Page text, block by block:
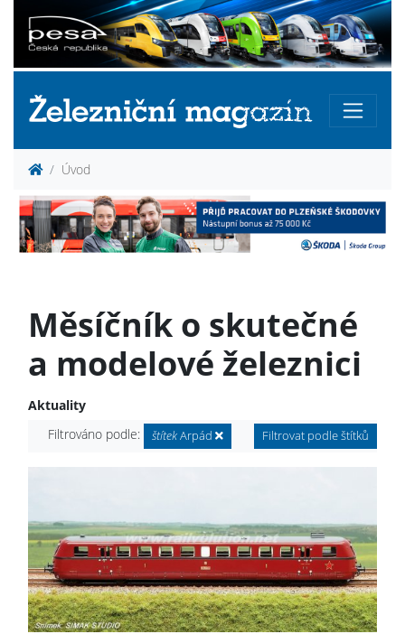
Úvod
Měsíčník o skutečné
a modelové železnici
Aktuality
Filtrováno podle:
štítekArpád Filtrovat podle štítků